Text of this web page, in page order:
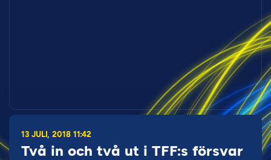
13 JULI, 2018 11:42
Två in och två ut i TFF:s försvar